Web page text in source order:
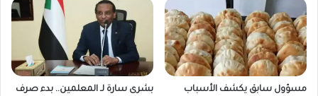
مسؤول سابق يكشف الأسباب
بشرى سارة لـ المعلمين.. بدء صرف